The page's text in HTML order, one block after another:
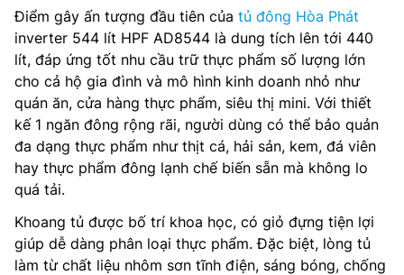
Điểm gây ấn tượng đầu tiên của tủ đông Hòa Phát
inverter 544 lít HPF AD8544 là dung tích lên tới 440
lít, đáp ứng tốt nhu cầu trữ thực phẩm số lượng lớn
cho cả hộ gia đình và mô hình kinh doanh nhỏ như
quán ăn, cửa hàng thực phẩm, siêu thị mini. Với thiết
kế 1 ngăn đông rộng rãi, người dùng có thể bảo quản
đa dạng thực phẩm như thịt cá, hải sản, kem, đá viên
hay thực phẩm đông lạnh chế biến sẵn mà không lo
quá tải.
Khoang tủ được bố trí khoa học, có giỏ đựng tiện lợi
giúp dễ dàng phân loại thực phẩm. Đặc biệt, lòng tủ
làm từ chất liệu nhôm sơn tĩnh điện, sáng bóng, chống